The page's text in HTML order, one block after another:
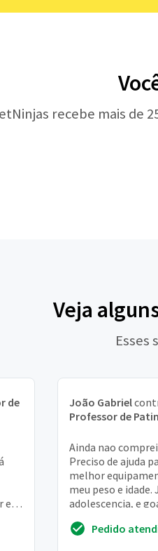
recebe mais de
Veja
Esses
de
e o
João Gabriel
Professor de
Ainda nao
Preciso de ajuda
melhor
meu peso e idade.
adolescencia, e
do lug...Pedido